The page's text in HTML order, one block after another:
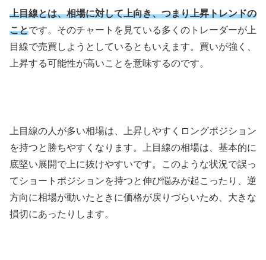
上目線とは、相場に対して上向き、つまり上昇トレンドの
ことです。そのチャートを見ている多くのトレーダーが上
目線で売買しようとしているともいえます。買いが強く、
上昇する可能性が高いことを意味するのです。
上目線の人が多い相場は、上昇しやすくロングポジション
を持つと勝ちやすくなります。上目線の相場は、基本的に
底堅い展開で上に抜けやすいです。このような状況で誤っ
てショートポジションを持つと伸び悩みが起こったり、逆
方向に相場が動いたときに価格が戻りづらいため、大きな
損切にあったりします。